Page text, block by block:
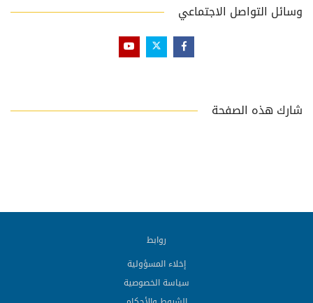
وسائل التواصل الاجتماعي
شارك هذه الصفحة
روابط
إخلاء المسؤولية
سياسة الخصوصية